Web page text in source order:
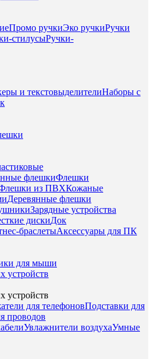
Промо ручкиЭко ручкиРучки
стилусыРучки-
и текстовыделителиНаборы с
флешкиФлешки
из ПВХКожаные
Деревянные флешки
Зарядные устройства
дискиДок
браслетыАксессуары для ПК
для мыши
устройств
устройств
для телефоновПодставки для
проводов
Увлажнители воздухаУмные